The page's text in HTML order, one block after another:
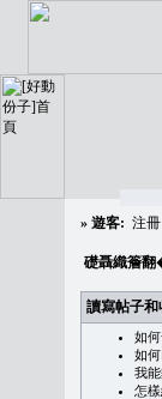
» 遊客: 注冊
礎聶織簷
讀寫帖子
如
如
我
怎